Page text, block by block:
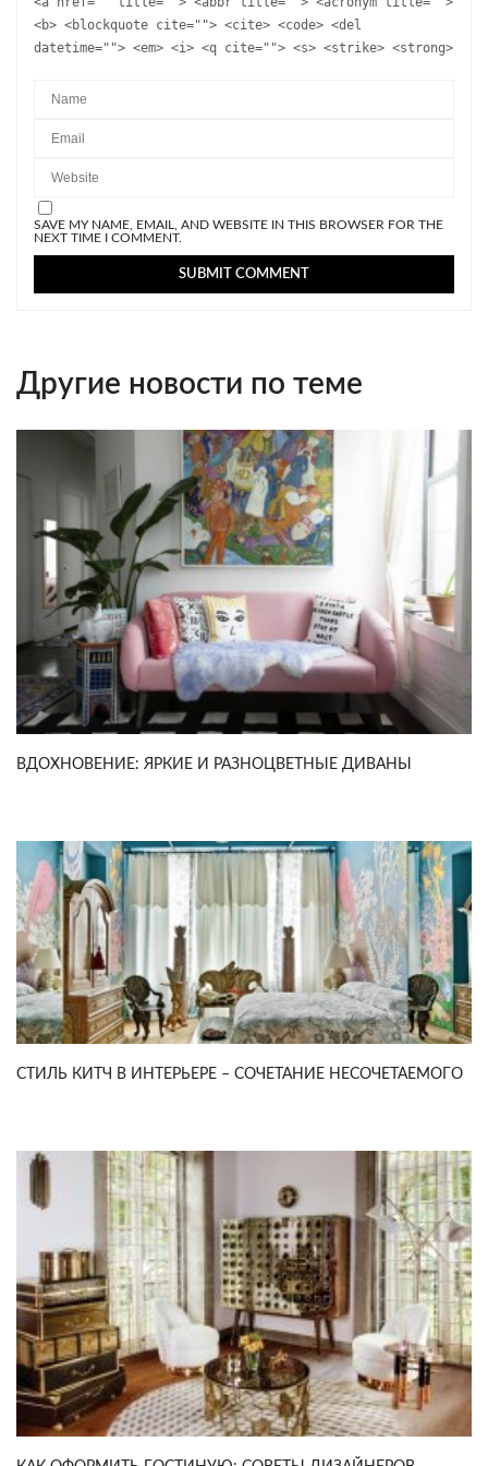
<b> <blockquote cite=""> <cite> <code> <del
datetime=""> <em> <i> <q cite=""> <s> <strike> <strong>
SAVE MY NAME, EMAIL, AND WEBSITE IN THIS BROWSER FOR THE
NEXT TIME I COMMENT.
Другие новости по теме
ВДОХНОВЕНИЕ: ЯРКИЕ И РАЗНОЦВЕТНЫЕ ДИВАНЫ
СТИЛЬ КИТЧ В ИНТЕРЬЕРЕ – СОЧЕТАНИЕ НЕСОЧЕТАЕМОГО